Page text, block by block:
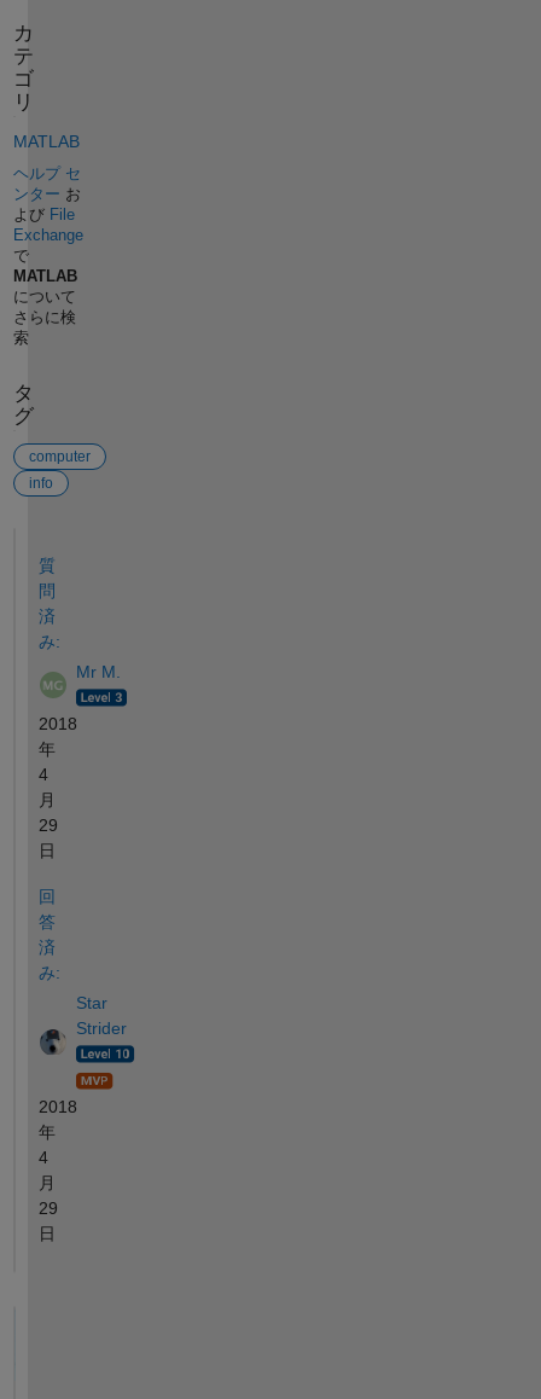
カ
テ
ゴ
リ
MATLAB
ヘルプ セ
ンター お
よび File
Exchange
で
MATLAB
について
さらに検
索
タ
グ
computer
info
質
問
済
み:
Mr M.
2018
年
4
月
29
日
回
答
済
み:
Star
Strider
2018
年
4
月
29
日